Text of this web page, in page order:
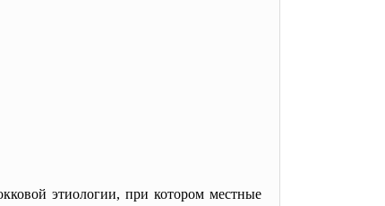
этиологии, при котором местные